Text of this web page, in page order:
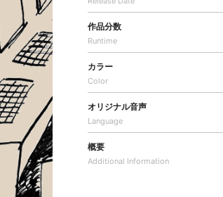
作品分数
Runtime
カラー
Color
オリジナル音声
Language
概要
Additional Information